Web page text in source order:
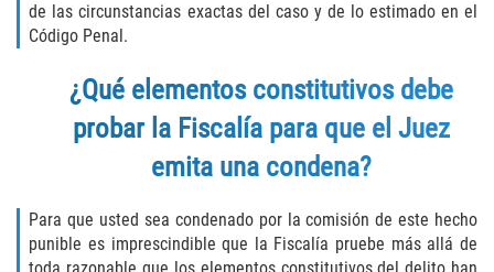
Delincuencia Juvenil
Audiencias de Detención
Audiencias de Transferencia
Derechos de los Padres en Casos
Juveniles
de las circunstancias exactas del caso y de lo estimado en el
Código Penal.
¿Qué elementos constitutivos debe
probar la Fiscalía para que el Juez
emita una condena?
Para que usted sea condenado por la comisión de este hecho
punible es imprescindible que la Fiscalía pruebe más allá de